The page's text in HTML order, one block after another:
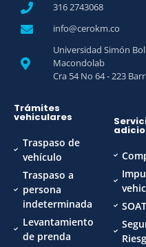
316 2743068
info@cerokm.co
Universidad Simón
Macondolab
Cra 54 No 64 - 223
Trámites
vehiculares
Traspaso de
vehículo
Traspaso a
persona
indeterminada
Levantamiento
de prenda
SOAT